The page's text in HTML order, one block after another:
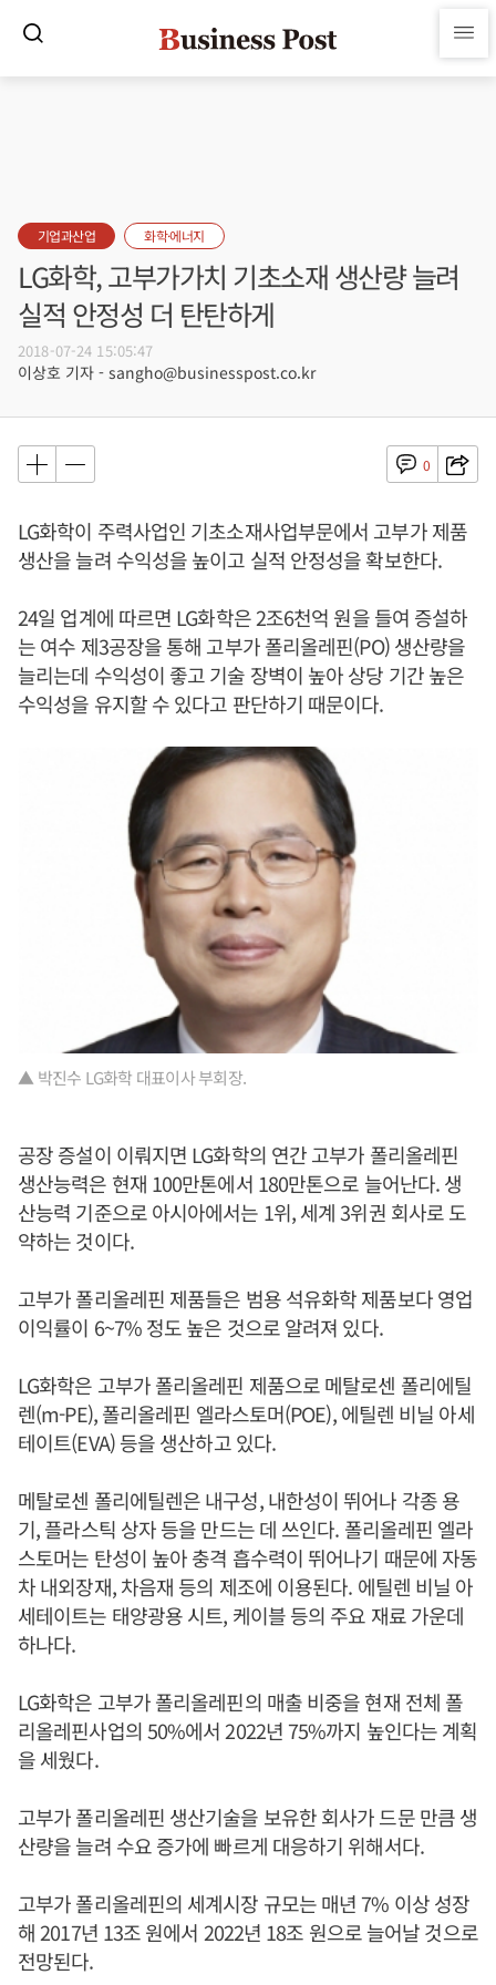
기업과산업 화학·에너지
LG화학, 고부가가치 기초소재 생산량 늘려
실적 안정성 더 탄탄하게
2018-07-24 15:05:47
이상호 기자 - sangho@businesspost.co.kr
0
LG화학이 주력사업인 기초소재사업부문에서 고부가 제품
생산을 늘려 수익성을 높이고 실적 안정성을 확보한다.
24일 업계에 따르면 LG화학은 2조6천억 원을 들여 증설하
는 여수 제3공장을 통해 고부가 폴리올레핀(PO) 생산량을
늘리는데 수익성이 좋고 기술 장벽이 높아 상당 기간 높은
수익성을 유지할 수 있다고 판단하기 때문이다.
▲ 박진수 LG화학 대표이사 부회장.
공장 증설이 이뤄지면 LG화학의 연간 고부가 폴리올레핀
생산능력은 현재 100만톤에서 180만톤으로 늘어난다. 생
산능력 기준으로 아시아에서는 1위, 세계 3위권 회사로 도
약하는 것이다.
고부가 폴리올레핀 제품들은 범용 석유화학 제품보다 영업
이익률이 6~7% 정도 높은 것으로 알려져 있다.
LG화학은 고부가 폴리올레핀 제품으로 메탈로센 폴리에틸
렌(m-PE), 폴리올레핀 엘라스토머(POE), 에틸렌 비닐 아세
테이트(EVA) 등을 생산하고 있다.
메탈로센 폴리에틸렌은 내구성, 내한성이 뛰어나 각종 용
기, 플라스틱 상자 등을 만드는 데 쓰인다. 폴리올레핀 엘라
스토머는 탄성이 높아 충격 흡수력이 뛰어나기 때문에 자동
차 내외장재, 차음재 등의 제조에 이용된다. 에틸렌 비닐 아
세테이트는 태양광용 시트, 케이블 등의 주요 재료 가운데
하나다.
LG화학은 고부가 폴리올레핀의 매출 비중을 현재 전체 폴
리올레핀사업의 50%에서 2022년 75%까지 높인다는 계획
을 세웠다.
고부가 폴리올레핀 생산기술을 보유한 회사가 드문 만큼 생
산량을 늘려 수요 증가에 빠르게 대응하기 위해서다.
고부가 폴리올레핀의 세계시장 규모는 매년 7% 이상 성장
해 2017년 13조 원에서 2022년 18조 원으로 늘어날 것으로
전망된다.